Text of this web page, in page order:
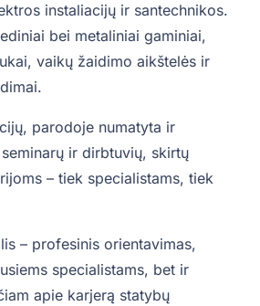
instaliacijų ir santechnikos.
bei metaliniai gaminiai,
vaikų žaidimo aikštelės ir
parodoje numatyta ir
ir dirbtuvių, skirtų
– tiek specialistams, tiek
– profesinis orientavimas,
specialistams, bet ir
apie karjerą statybų